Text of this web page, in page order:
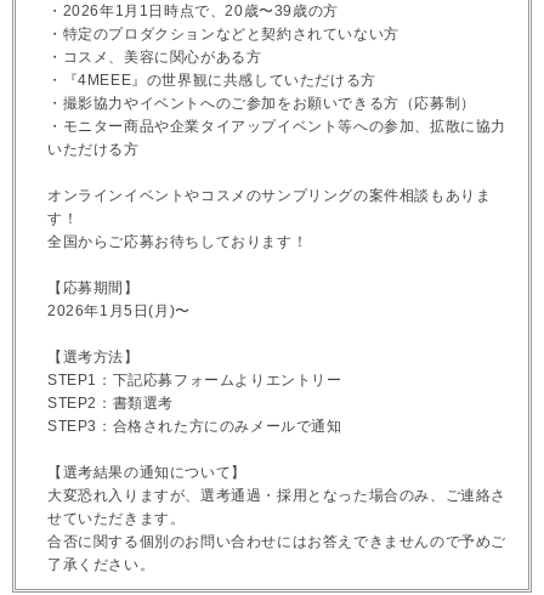
・2026年1月1日時点で、20歳〜39歳の方
・特定のプロダクションなどと契約されていない方
・コスメ、美容に関心がある方
・『4MEEE』の世界観に共感していただける方
・撮影協力やイベントへのご参加をお願いできる方（応募制）
・モニター商品や企業タイアップイベント等への参加、拡散に協力
いただける方
オンラインイベントやコスメのサンプリングの案件相談もありま
す！
全国からご応募お待ちしております！
【応募期間】
2026年1月5日(月)〜
【選考方法】
STEP1：下記応募フォームよりエントリー
STEP2：書類選考
STEP3：合格された方にのみメールで通知
【選考結果の通知について】
大変恐れ入りますが、選考通過・採用となった場合のみ、ご連絡さ
せていただきます。
合否に関する個別のお問い合わせにはお答えできませんので予めご
了承ください。